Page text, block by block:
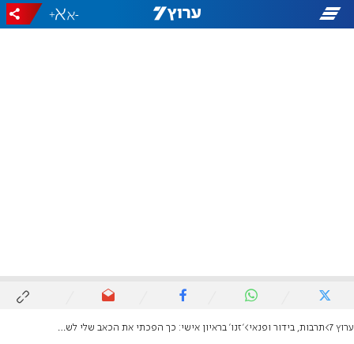
-
+
ערוץ 7 תרבות, בידור ופנאי 'זנו' בראיון אישי: כך הפכתי את הכאב שלי לשליחות עם נוער שלא מוצא את מקומו